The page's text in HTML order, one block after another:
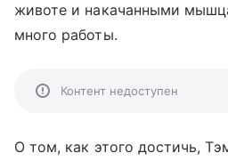
животе и накачанными
много работы.
Контент недоступен
О том, как этого достичь,